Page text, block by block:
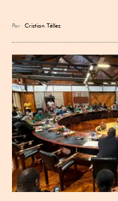
Por Cristian Téllez